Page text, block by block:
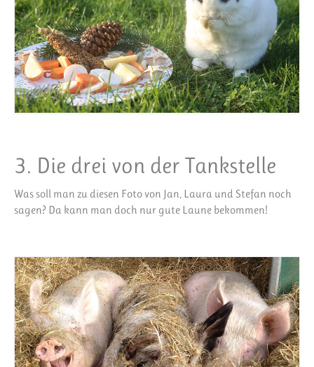
3. Die drei von der Tankstelle
Was soll man zu diesen Foto von Jan, Laura und Stefan noch
sagen? Da kann man doch nur gute Laune bekommen!